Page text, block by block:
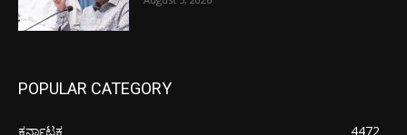
POPULAR CATEGORY
ಕರ್ನಾಟಕ
4472